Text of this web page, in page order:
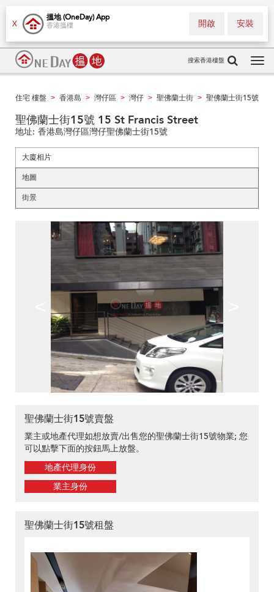
X
搵地 (OneDay) App
香港搵樓 安裝
開啟
搜索香港樓盤
住宅 樓盤 > 香港島 > 灣仔區 > 灣仔 > 聖佛蘭士街 > 聖佛蘭士街15號
聖佛蘭士街15號 15 St Francis Street
地址: 香港島灣仔區灣仔聖佛蘭士街15號
大廈相片
地圖
街景
聖佛蘭士街15號賣盤
業主或地產代理如想放賣/出售您的聖佛蘭士街15號物業; 您
可以點擊下面的按鈕馬上放盤。
地產代理身份
業主身份
聖佛蘭士街15號租盤